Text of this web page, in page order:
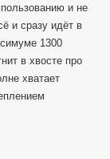
и не
и сразу идёт в
1300
в хвосте про
хватает